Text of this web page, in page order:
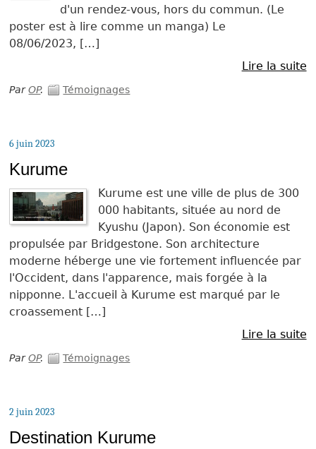
d'un rendez-vous, hors du commun. (Le
poster est à lire comme un manga) Le
08/06/2023, […]
Lire la suite
ParOP. Témoignages
6 juin 2023
Kurume
Kurume est une ville de plus de 300
000 habitants, située au nord de
Kyushu (Japon). Son économie est
propulsée par Bridgestone. Son architecture
moderne héberge une vie fortement influencée par
l'Occident, dans l'apparence, mais forgée à la
nipponne. L'accueil à Kurume est marqué par le
croassement […]
Lire la suite
ParOP. Témoignages
2 juin 2023
Destination Kurume